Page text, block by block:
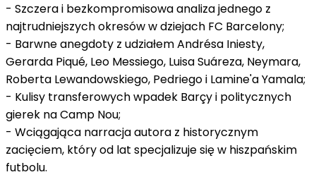
- Szczera i bezkompromisowa analiza jednego z
najtrudniejszych okresów w dziejach FC Barcelony;
- Barwne anegdoty z udziałem Andrésa Iniesty,
Gerarda Piqué, Leo Messiego, Luisa Suáreza, Neymara,
Roberta Lewandowskiego, Pedriego i Lamine'a Yamala;
- Kulisy transferowych wpadek Barçy i politycznych
gierek na Camp Nou;
- Wciągająca narracja autora z historycznym
zacięciem, który od lat specjalizuje się w hiszpańskim
futbolu.